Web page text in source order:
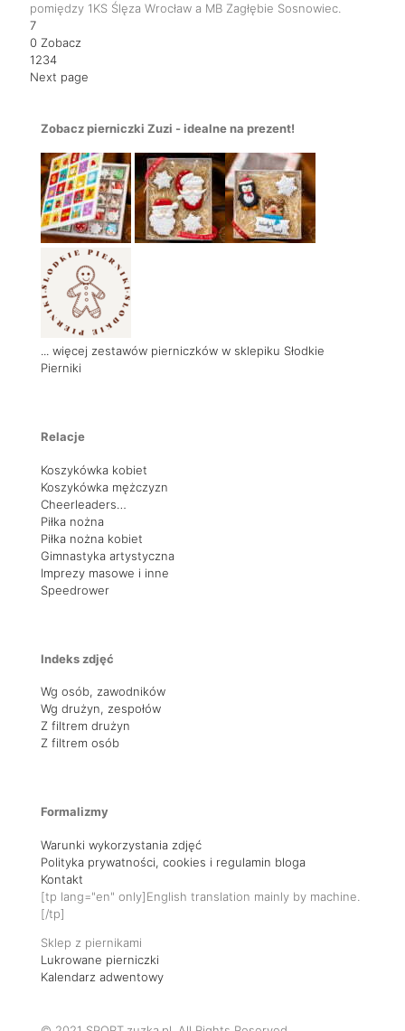
pomiędzy 1KS Ślęza Wrocław a MB Zagłębie Sosnowiec.
7
0 Zobacz
1234
Next page
Zobacz pierniczki Zuzi - idealne na prezent!
... więcej zestawów pierniczków w sklepiku Słodkie
Pierniki
Relacje
Koszykówka kobiet
Koszykówka mężczyzn
Cheerleaders…
Piłka nożna
Piłka nożna kobiet
Gimnastyka artystyczna
Imprezy masowe i inne
Speedrower
Indeks zdjęć
Wg osób, zawodników
Wg drużyn, zespołów
Z filtrem drużyn
Z filtrem osób
Formalizmy
Warunki wykorzystania zdjęć
Polityka prywatności, cookies i regulamin bloga
Kontakt
[tp lang="en" only]English translation mainly by machine.
[/tp]
Sklep z piernikami
Lukrowane pierniczki
Kalendarz adwentowy